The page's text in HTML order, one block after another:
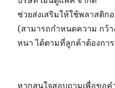
ช่วยส่งเสริมให้ใช้พลาสติก
(สามารถกำหนดความ กว้า
หนา ได้ตามที่ลูกค้าต้องกา
หากสนใจสอบถามเพื่อขอค